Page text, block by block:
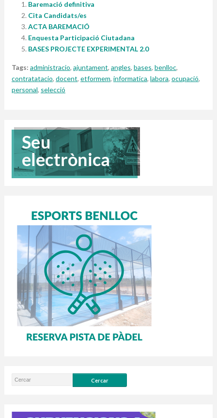
Baremació definitiva
Cita Candidats/es
ACTA BAREMACIÓ
Enquesta Participació Ciutadana
BASES PROJECTE EXPERIMENTAL 2.0
Tags: administracio, ajuntament, angles, bases, benlloc,
contratatacio, docent, etformem, informatica, labora, ocupació,
personal, selecció